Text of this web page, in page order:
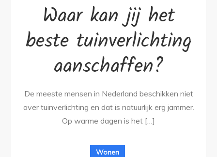
Waar kan jij het
beste tuinverlichting
aanschaffen?
De meeste mensen in Nederland beschikken niet
over tuinverlichting en dat is natuurlijk erg jammer.
Op warme dagen is het […]
Wonen